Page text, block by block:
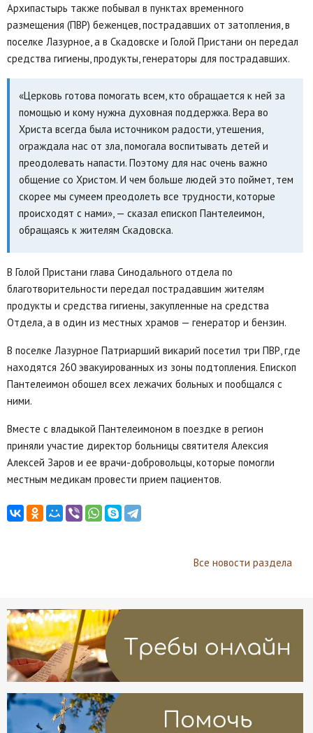
Архипастырь также побывал в пунктах временного
размещения (ПВР) беженцев, пострадавших от затопления, в
поселке Лазурное, а в Скадовске и Голой Пристани он передал
средства гигиены, продукты, генераторы для пострадавших.
«Церковь готова помогать всем, кто обращается к ней за
помощью и кому нужна духовная поддержка. Вера во
Христа всегда была источником радости, утешения,
ограждала нас от зла, помогала воспитывать детей и
преодолевать напасти. Поэтому для нас очень важно
общение со Христом. И чем больше людей это поймет, тем
скорее мы сумеем преодолеть все трудности, которые
происходят с нами», — сказал епископ Пантелеимон,
обращаясь к жителям Скадовска.
В Голой Пристани глава Синодального отдела по
благотворительности передал пострадавшим жителям
продукты и средства гигиены, закупленные на средства
Отдела, а в один из местных храмов — генератор и бензин.
В поселке Лазурное Патриарший викарий посетил три ПВР, где
находятся 260 эвакуированных из зоны подтопления. Епископ
Пантелеимон обошел всех лежачих больных и пообщался с
ними.
Вместе с владыкой Пантелеимоном в поездке в регион
приняли участие директор больницы святителя Алексия
Алексей Заров и ее врачи-добровольцы, которые помогли
местным медикам провести прием пациентов.
Все новости раздела